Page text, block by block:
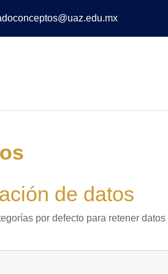
de datos
por defecto para retener